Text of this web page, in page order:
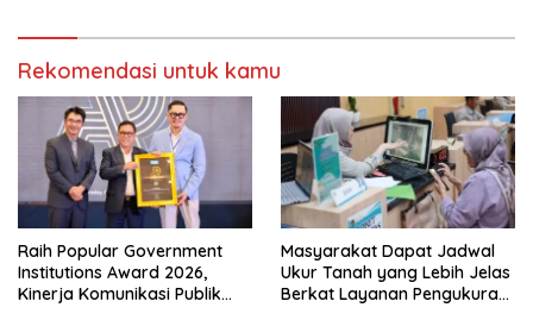
Rekomendasi untuk kamu
Raih Popular Government
Institutions Award 2026,
Kinerja Komunikasi Publik
Masyarakat Dapat Jadwal
Ukur Tanah yang Lebih Jelas
Berkat Layanan Pengukuran